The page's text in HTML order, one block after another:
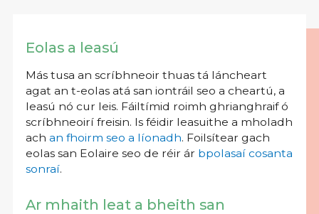
Eolas a leasú
Más tusa an scríbhneoir thuas tá láncheart
agat an t-eolas atá san iontráil seo a cheartú, a
leasú nó cur leis. Fáiltímid roimh ghrianghraif ó
scríbhneoirí freisin. Is féidir leasuithe a mholadh
ach an fhoirm seo a líonadh. Foilsítear gach
eolas san Eolaire seo de réir ár bpolasaí cosanta
sonraí.
Ar mhaith leat a bheith san